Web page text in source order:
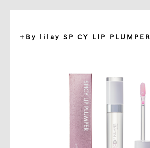
+By lilay SPICY LIP PLUMPER